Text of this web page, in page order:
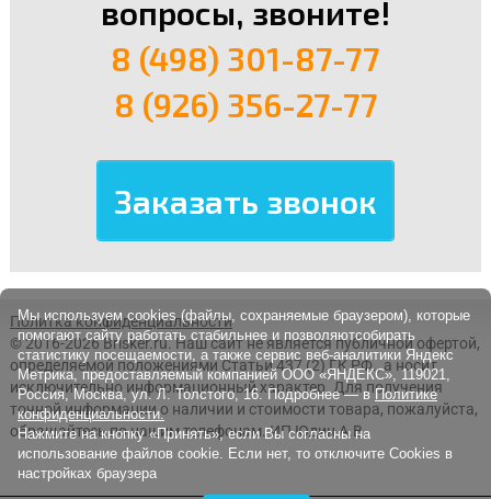
вопросы, звоните!
8 (498) 301-87-77
8 (926) 356-27-77
Политка конфиденциальности
© 2016-2026 Brisker.ru.Наш сайт не является публичной офертой,
определяемой положениями Статьи 437 (2) ГК РФ., а носит
исключительно информационный характер. Для получения
точной информации о наличии и стоимости товара, пожалуйста,
обращайтесь по нашим телефонам. ИП Юдин А.В.
Мы используем cookies (файлы, сохраняемые браузером), которые
помогают сайту работать стабильнее и позволяютсобирать
статистику посещаемости, а также сервис веб-аналитики Яндекс
Метрика, предоставляемый компанией ООО «ЯНДЕКС», 119021,
Россия, Москва, ул. Л. Толстого, 16. Подробнее — в Политике
конфиденциальности.
Нажмите на кнопку «Принять», если Вы согласны на
использование файлов cookie. Если нет, то отключите Cookies в
настройках браузера